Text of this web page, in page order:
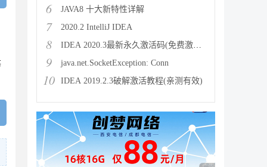
6 JAVA8 十大新特性详解
7 2020.2 IntelliJ IDEA
8 IDEA 2020.3最新永久激活码(免费激活到 209
9 java.net.SocketException: Conn
10 IDEA 2019.2.3破解激活教程(亲测有效)